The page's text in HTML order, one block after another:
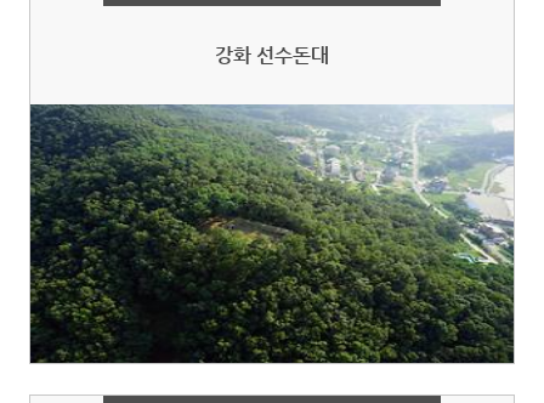
강화 선수돈대